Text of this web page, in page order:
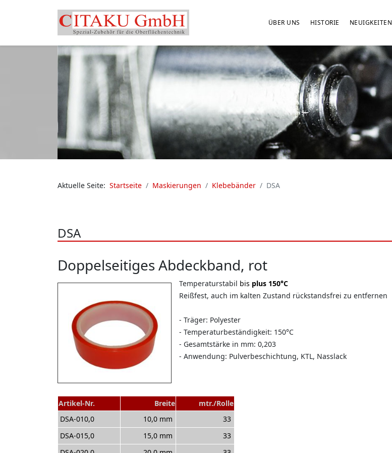
ÜBER UNS HISTORIE NEUIGKEITEN
Aktuelle Seite: Startseite Maskierungen Klebebänder DSA
DSA
Doppelseitiges Abdeckband, rot
Temperaturstabil bis plus 150°C
Reißfest, auch im kalten Zustand rückstandsfrei zu entfernen
- Träger: Polyester
- Temperaturbeständigkeit: 150°C
- Gesamtstärke in mm: 0,203
- Anwendung: Pulverbeschichtung, KTL, Nasslack
Artikel-Nr. Breite mtr./Rolle
DSA-010,0 10,0 mm
33
DSA-015,0
15,0 mm
33